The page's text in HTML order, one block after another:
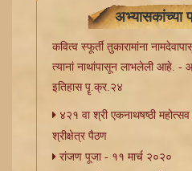
अभ्यासकांच्या
कवित्‍व स्फूर्ती तुकारामांना
त्यानां नाथांपासून लाभलेली आहे. -
इतिहास पॄ.क्र.२४
उत्सव
वेळापञक
४२१ वा श्री एकनाथषष्ठी महोत्सव
श्रीक्षेत्र पैठण
रांजण पूजा - ११ मार्च २०२०